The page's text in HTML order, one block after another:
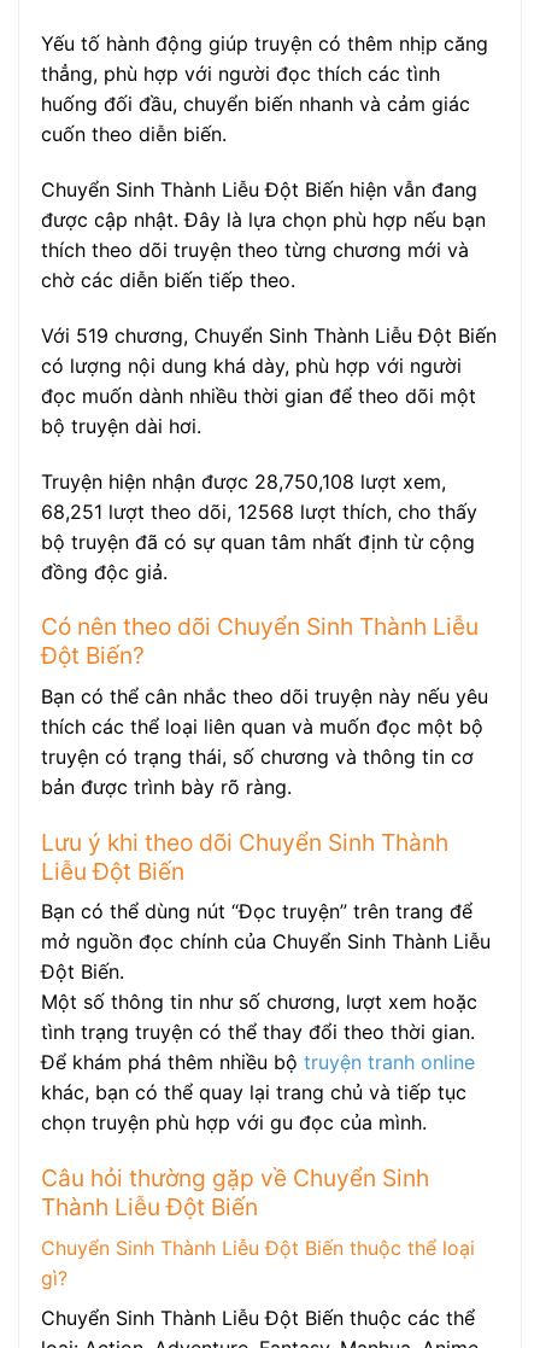
Yếu tố hành động giúp truyện có thêm nhịp căng
thẳng, phù hợp với người đọc thích các tình
huống đối đầu, chuyển biến nhanh và cảm giác
cuốn theo diễn biến.
Chuyển Sinh Thành Liễu Đột Biến hiện vẫn đang
được cập nhật. Đây là lựa chọn phù hợp nếu bạn
thích theo dõi truyện theo từng chương mới và
chờ các diễn biến tiếp theo.
Với 519 chương, Chuyển Sinh Thành Liễu Đột Biến
có lượng nội dung khá dày, phù hợp với người
đọc muốn dành nhiều thời gian để theo dõi một
bộ truyện dài hơi.
Truyện hiện nhận được 28,750,108 lượt xem,
68,251 lượt theo dõi, 12568 lượt thích, cho thấy
bộ truyện đã có sự quan tâm nhất định từ cộng
đồng độc giả.
Có nên theo dõi Chuyển Sinh Thành Liễu
Đột Biến?
Bạn có thể cân nhắc theo dõi truyện này nếu yêu
thích các thể loại liên quan và muốn đọc một bộ
truyện có trạng thái, số chương và thông tin cơ
bản được trình bày rõ ràng.
Lưu ý khi theo dõi Chuyển Sinh Thành
Liễu Đột Biến
Bạn có thể dùng nút “Đọc truyện” trên trang để
mở nguồn đọc chính của Chuyển Sinh Thành Liễu
Đột Biến.
Một số thông tin như số chương, lượt xem hoặc
tình trạng truyện có thể thay đổi theo thời gian.
Để khám phá thêm nhiều bộ truyện tranh online
khác, bạn có thể quay lại trang chủ và tiếp tục
chọn truyện phù hợp với gu đọc của mình.
Câu hỏi thường gặp về Chuyển Sinh
Thành Liễu Đột Biến
Chuyển Sinh Thành Liễu Đột Biến thuộc thể loại
gì?
Chuyển Sinh Thành Liễu Đột Biến thuộc các thể